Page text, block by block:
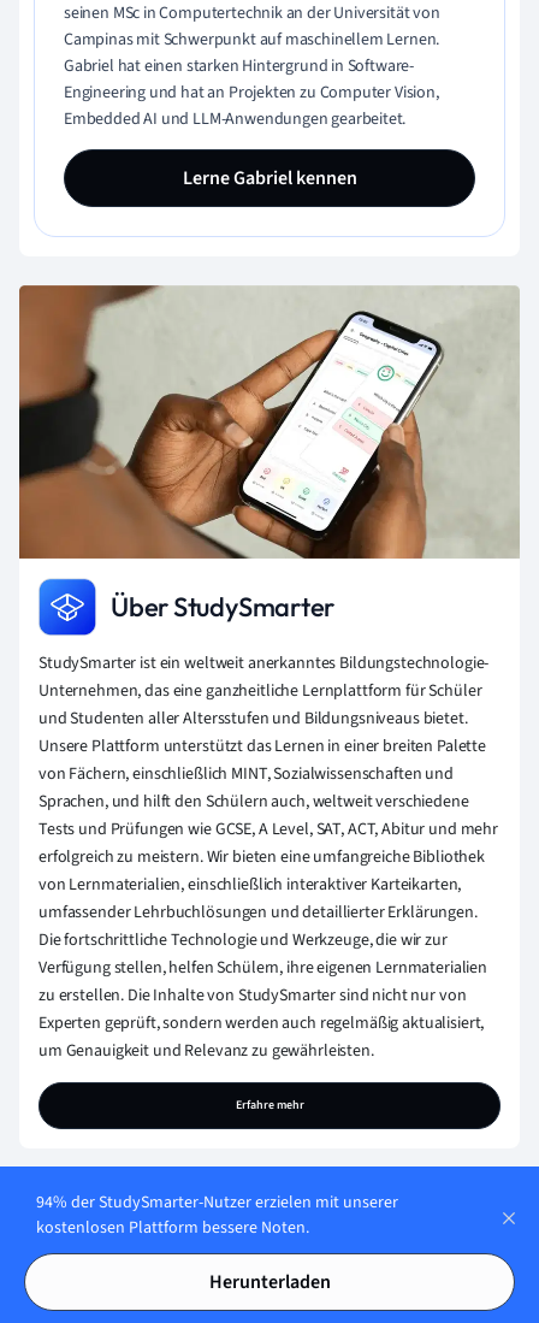
seinen MSc in Computertechnik an der Universität von
Campinas mit Schwerpunkt auf maschinellem Lernen.
Gabriel hat einen starken Hintergrund in Software-
Engineering und hat an Projekten zu Computer Vision,
Embedded AI und LLM-Anwendungen gearbeitet.
Lerne Gabriel kennen
Über StudySmarter
StudySmarter ist ein weltweit anerkanntes Bildungstechnologie-
Unternehmen, das eine ganzheitliche Lernplattform für Schüler
und Studenten aller Altersstufen und Bildungsniveaus bietet.
Unsere Plattform unterstützt das Lernen in einer breiten Palette
von Fächern, einschließlich MINT, Sozialwissenschaften und
Sprachen, und hilft den Schülern auch, weltweit verschiedene
Tests und Prüfungen wie GCSE, A Level, SAT, ACT, Abitur und mehr
erfolgreich zu meistern. Wir bieten eine umfangreiche Bibliothek
von Lernmaterialien, einschließlich interaktiver Karteikarten,
umfassender Lehrbuchlösungen und detaillierter Erklärungen.
Die fortschrittliche Technologie und Werkzeuge, die wir zur
Verfügung stellen, helfen Schülern, ihre eigenen Lernmaterialien
zu erstellen. Die Inhalte von StudySmarter sind nicht nur von
Experten geprüft, sondern werden auch regelmäßig aktualisiert,
um Genauigkeit und Relevanz zu gewährleisten.
Erfahre mehr
Lerne jederzeit. Lerne
94% der StudySmarter-Nutzer erzielen mit unserer
kostenlosen Plattform bessere Noten.
Herunterladen